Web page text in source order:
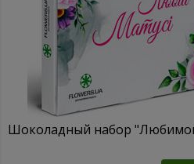
Шоколадный набор